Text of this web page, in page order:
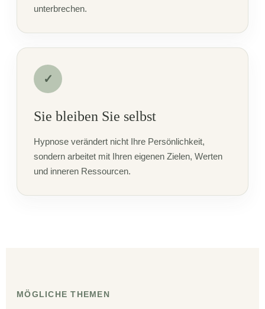
unterbrechen.
✓
Sie bleiben Sie selbst
Hypnose verändert nicht Ihre Persönlichkeit,
sondern arbeitet mit Ihren eigenen Zielen, Werten
und inneren Ressourcen.
MÖGLICHE THEMEN